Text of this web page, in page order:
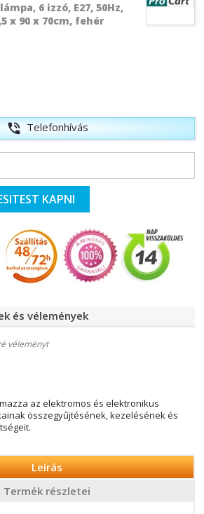
6 izzó, E27, 50Hz,
x 90 x 70cm, fehér
phone_in_talk Telefonhívás
KAPNI
és vélemények
véleményt
az elektromos és elektronikus
összegyűjtésének, kezelésének és
Leírás
Termék részletei